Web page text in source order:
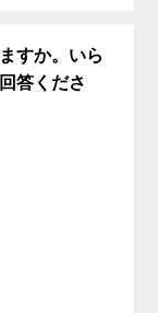
すか。いら
答くださ